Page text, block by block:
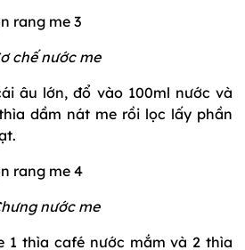
chế nước me
âu lớn, đổ vào 100ml nước và
dầm nát me rồi lọc lấy phần
nước me
1 thìa café nước mắm và 2 thìa